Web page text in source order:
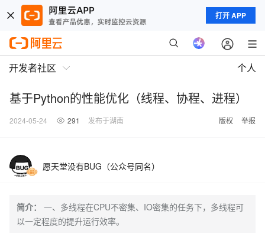
打开 APP
开发者社区 个人
基于Python的性能优化（线程、协程、进程）
2024-05-24 291 发布于湖南 版权 举报
愿天堂没有BUG（公众号同名）
简介：
一、多线程在CPU不密集、IO密集的任务下，多线程可
以一定程度的提升运行效率。